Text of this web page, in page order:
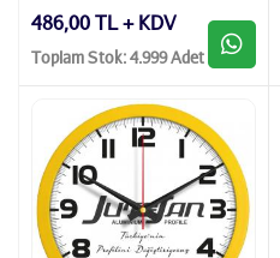
486,00 TL + KDV
Toplam Stok: 4.999 Adet